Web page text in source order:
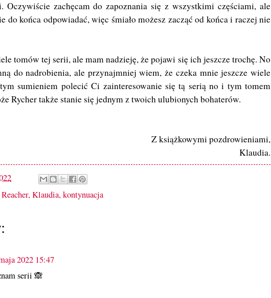
Oczywiście zachęcam do zapoznania się z wszystkimi częściami, ale
do końca odpowiadać, więc śmiało możesz zacząć od końca i raczej nie
tomów tej serii, ale mam nadzieję, że pojawi się ich jeszcze trochę. No
do nadrobienia, ale przynajmniej wiem, że czeka mnie jeszcze wiele
sumieniem polecić Ci zainteresowanie się tą serią no i tym tomem
Rycher także stanie się jednym z twoich ulubionych bohaterów.
Z książkowymi pozdrowieniami,
Klaudia.
,Klaudia,kontynuacja
2022 15:47
serii 🙈